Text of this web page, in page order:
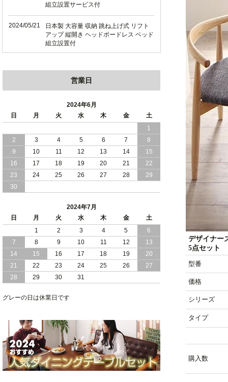
デザイナー
5点セット
型番
価格
シリーズ
タイプ
購入数
組立設置サービス付
2024/05/21
日本製 大容量 収納 跳ね上げ式 リフト
アップ 縦開き ヘッドボードレス ベッド
組立設置付
ド 組立設置 付き
日本製 収納 跳ね上げ式 リフトアップ
ベッド 縦開き ヘッドボード 組立設置サ
ービス付き
2024/04/23
すのこ の 床板 簡単 軽い コンパクトな
大容量 収納 跳ね上げ式 ベッド
2024/03/28
おすすめ クイーン キング ワイドキング
サイズ で 通気性ある すのこ仕様 大容
畳 仕様 で 敷き布団 が使える 引き出し
収納 付き 大容量 チェスト ベッド 日本
製 ヘッドボードなし
2024/02/23
畳 の 床面 で 敷き布団 で 寝られる 引き
出し 収納庫 付 大容量 チェスト ベッド
日本製
し 収納庫 付き チェスト ベッド 日本製
営業日
2024年6月
日
月 火 水 木 金
土
1
2
3 4 5 6 7
8
9
10 11 12 13 14
15
16
17 18 19 20 21
22
23
24 25 26 27 28
29
30
2024年7月
日
月 火 水 木 金
土
1
2 3 4 5
6
7
8 9 10 11 12
13
14
15 16 17 18 19
20
21
22 23 24 25 26
27
28
29 30 31
グレーの日は休業日です